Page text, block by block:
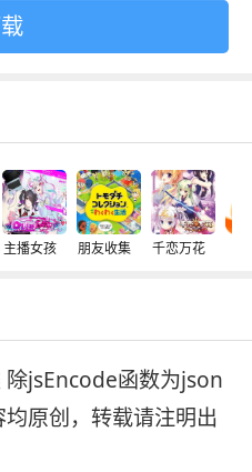
主播女孩 朋友收集 千恋万花
除jsEncode函数为json
原创，转载请注明出